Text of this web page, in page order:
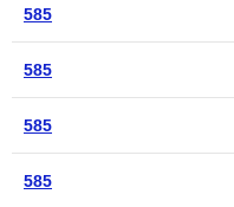
585
585
585
585